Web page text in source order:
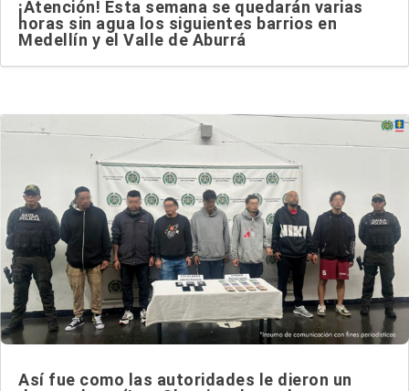
¡Atención! Esta semana se quedarán varias
horas sin agua los siguientes barrios en
Medellín y el Valle de Aburrá
Así fue como las autoridades le dieron un